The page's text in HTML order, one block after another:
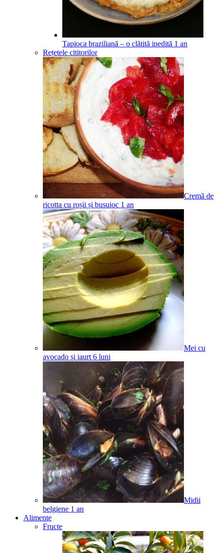
Tapioca braziliană – o clătită inedită 1 an
Rețetele cititorilor
Cremă de
ricotta cu roșii și busuioc 1 an
Mei cu
avocado și iaurt 6 luni
Midii
belgiene 1 an
Alimente
Fructe